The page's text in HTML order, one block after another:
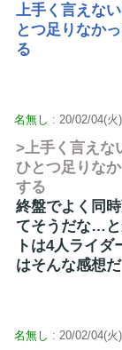
上手く言えな
とつ足りなか
る
名無し : 20/02/04(火)
>上手く言えな
ひとつ足りな
する
終盤でよく同
てそうだな…と
トは4人ライ
はそんな感想だ
名無し : 20/02/04(火)